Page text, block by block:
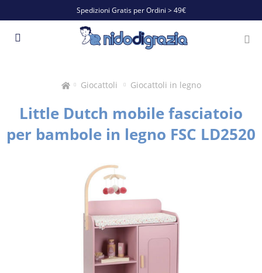
Spedizioni Gratis per Ordini > 49€
Giocattoli Giocattoli in legno
Little Dutch mobile fasciatoio
per bambole in legno FSC LD2520